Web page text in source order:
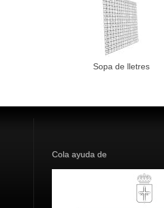
Sopa de lletres
Cola ayuda de